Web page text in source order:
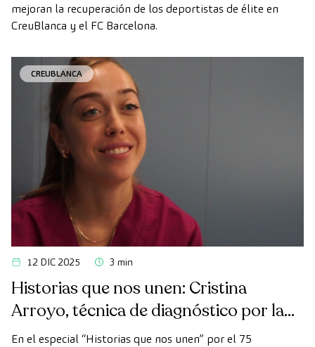
mejoran la recuperación de los deportistas de élite en
CreuBlanca y el FC Barcelona.
CREUBLANCA
12 DIC 2025 3 min
Historias que nos unen: Cristina
Arroyo, técnica de diagnóstico por la
imagen
En el especial “Historias que nos unen” por el 75